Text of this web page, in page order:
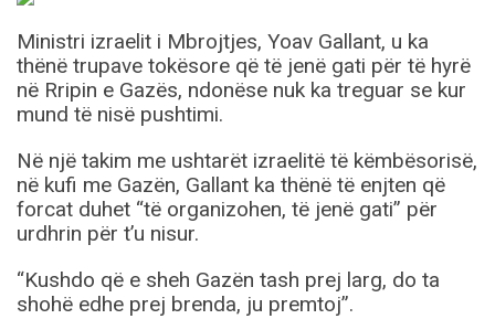
Ministri izraelit i Mbrojtjes, Yoav Gallant, u ka
thënë trupave tokësore që të jenë gati për të hyrë
në Rripin e Gazës, ndonëse nuk ka treguar se kur
mund të nisë pushtimi.
Në një takim me ushtarët izraelitë të këmbësorisë,
në kufi me Gazën, Gallant ka thënë të enjten që
forcat duhet “të organizohen, të jenë gati” për
urdhrin për t’u nisur.
“Kushdo që e sheh Gazën tash prej larg, do ta
shohë edhe prej brenda, ju premtoj”.